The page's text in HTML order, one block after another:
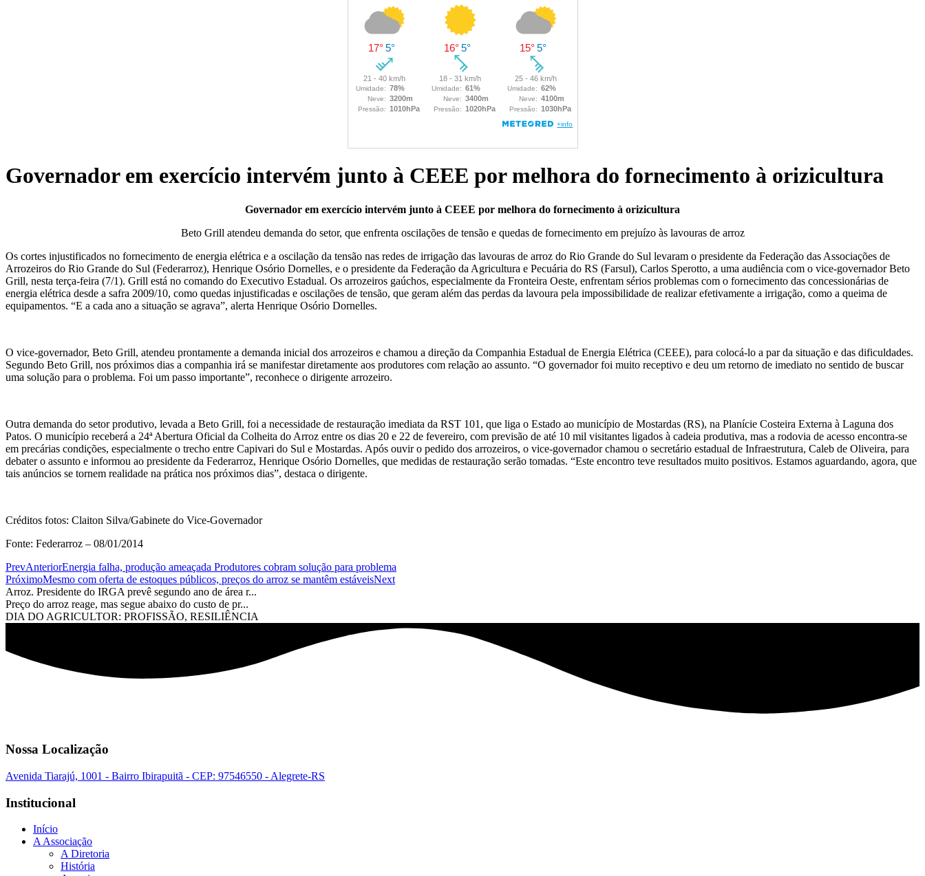
Governador em exercício intervém junto à CEEE por melhora do fornecimento à orizicultura
Governador em exercício intervém junto à CEEE por melhora do fornecimento à orizicultura
Beto Grill atendeu demanda do setor, que enfrenta oscilações de tensão e quedas de fornecimento em prejuízo às lavouras de arroz
Os cortes injustificados no fornecimento de energia elétrica e a oscilação da tensão nas redes de irrigação das lavouras de arroz do Rio Grande do Sul levaram o presidente da Federação das Associações de
Arrozeiros do Rio Grande do Sul (Federarroz), Henrique Osório Dornelles, e o presidente da Federação da Agricultura e Pecuária do RS (Farsul), Carlos Sperotto, a uma audiência com o vice-governador Beto
Grill, nesta terça-feira (7/1). Grill está no comando do Executivo Estadual. Os arrozeiros gaúchos, especialmente da Fronteira Oeste, enfrentam sérios problemas com o fornecimento das concessionárias de
energia elétrica desde a safra 2009/10, como quedas injustificadas e oscilações de tensão, que geram além das perdas da lavoura pela impossibilidade de realizar efetivamente a irrigação, como a queima de
equipamentos. “E a cada ano a situação se agrava”, alerta Henrique Osório Dornelles.
O vice-governador, Beto Grill, atendeu prontamente a demanda inicial dos arrozeiros e chamou a direção da Companhia Estadual de Energia Elétrica (CEEE), para colocá-lo a par da situação e das dificuldades.
Segundo Beto Grill, nos próximos dias a companhia irá se manifestar diretamente aos produtores com relação ao assunto. “O governador foi muito receptivo e deu um retorno de imediato no sentido de buscar
uma solução para o problema. Foi um passo importante”, reconhece o dirigente arrozeiro.
Outra demanda do setor produtivo, levada a Beto Grill, foi a necessidade de restauração imediata da RST 101, que liga o Estado ao município de Mostardas (RS), na Planície Costeira Externa à Laguna dos
Patos. O município receberá a 24ª Abertura Oficial da Colheita do Arroz entre os dias 20 e 22 de fevereiro, com previsão de até 10 mil visitantes ligados à cadeia produtiva, mas a rodovia de acesso encontra-se
em precárias condições, especialmente o trecho entre Capivari do Sul e Mostardas. Após ouvir o pedido dos arrozeiros, o vice-governador chamou o secretário estadual de Infraestrutura, Caleb de Oliveira, para
debater o assunto e informou ao presidente da Federarroz, Henrique Osório Dornelles, que medidas de restauração serão tomadas. “Este encontro teve resultados muito positivos. Estamos aguardando, agora, que
tais anúncios se tornem realidade na prática nos próximos dias”, destaca o dirigente.
Créditos fotos: Claiton Silva/Gabinete do Vice-Governador
Fonte: Federarroz – 08/01/2014
PrevAnteriorEnergia falha, produção ameaçada Produtores cobram solução para problema
PróximoMesmo com oferta de estoques públicos, preços do arroz se mantêm estáveisNext
Arroz. Presidente do IRGA prevê segundo ano de área r...
Preço do arroz reage, mas segue abaixo do custo de pr...
DIA DO AGRICULTOR: PROFISSÃO, RESILIÊNCIA
Nossa Localização
Avenida Tiarajú, 1001 - Bairro Ibirapuitã - CEP: 97546550 - Alegrete-RS
Institucional
Início
A Associação
A Diretoria
História